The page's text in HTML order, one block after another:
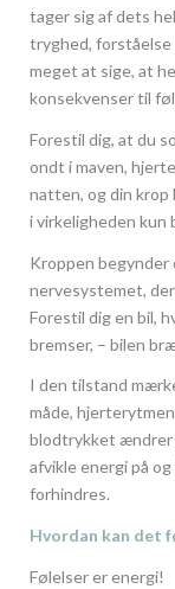
tager sig af dets
tryghed,
meget at sige, at
konsekvenser til
Forestil dig, at du
ondt i maven,
natten, og din
i virkeligheden kun
Kroppen begynder
nervesystemet,
Forestil dig en bil,
bremser, – bilen
I den tilstand
måde,
blodtrykket ændrer
afvikle energi på
forhindres.
Hvordan kan det
Følelser er energi!